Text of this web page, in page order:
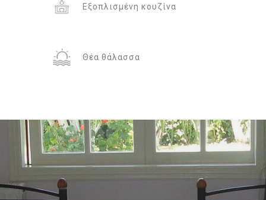
Εξοπλισμένη κουζίνα
Θέα θάλασσα